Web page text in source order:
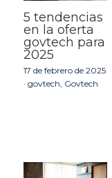
Buscar
5 tendencias
en la oferta
govtech para
2025
17 de febrero de 2025
· govtech, Govtech